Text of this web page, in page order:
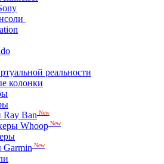
реальности
колонки
Ban New
Whoop New
New